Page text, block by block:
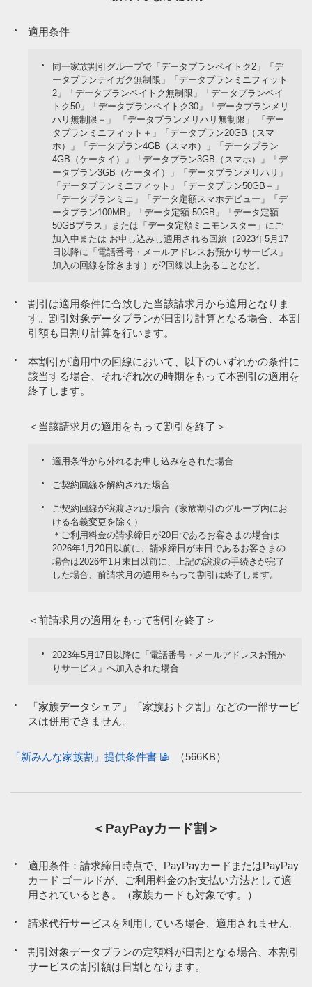
適用条件
同一家族割引グループで「データプランペイトク2」「デ
ータプランテイガク無制限」「データプランミニフィット
2」「データプランペイトク無制限」「データプランペイ
トク50」「データプランペイトク30」「データプランメリ
ハリ無制限＋」 「データプランメリハリ無制限」 「デー
タプランミニフィット＋」「データプラン20GB（スマ
ホ）」「データプラン4GB（スマホ）」「データプラン
4GB（ケータイ）」「データプラン3GB（スマホ）」「デ
ータプラン3GB（ケータイ）」「データプランメリハリ」
「データプランミニフィット」「データプラン50GB＋」
「データプランミニ」「データ定額スマホデビュー」「デ
ータプラン100MB」「データ定額 50GB」「データ定額
50GBプラス」または「データ定額ミニモンスター」にご
加入中または お申し込みし適用される回線（2023年5月17
日以降に「電話番号・メールアドレスお預かりサービス」
加入の回線を除きます）が2回線以上あることなど。
割引は適用条件に合致した当該請求月から適用となりま
す。割引対象データプランが日割り計算となる場合、本割
引額も日割り計算を行います。
本割引が適用中の回線において、以下のいずれかの条件に
該当する場合、それぞれ次の時期をもって本割引の適用を
終了します。
＜当該請求月の適用をもって割引を終了＞
適用条件から外れるお申し込みをされた場合
ご契約回線を解約された場合
ご契約回線が譲渡された場合（家族割引のグループ内にお
ける名義変更を除く）
＊ご利用料金の請求締日が20日であるお客さまの場合は
2026年1月20日以前に、請求締日が末日であるお客さまの
場合は2026年1月末日以前に、上記の譲渡の手続きが完了
した場合、前請求月の適用をもって割引は終了します。
＜前請求月の適用をもって割引を終了＞
2023年5月17日以降に「電話番号・メールアドレスお預か
りサービス」へ加入された場合
「家族データシェア」「家族おトク割」などの一部サービ
スは併用できません。
「新みんな家族割」提供条件書 （566KB）
＜PayPayカード割＞
適用条件：請求締日時点で、PayPayカードまたはPayPay
カード ゴールドが、ご利用料金のお支払い方法として適
用されているとき。（家族カードも対象です。）
請求代行サービスを利用している場合、適用されません。
割引対象データプランの定額料が日割となる場合、本割引
サービスの割引額は日割となります。